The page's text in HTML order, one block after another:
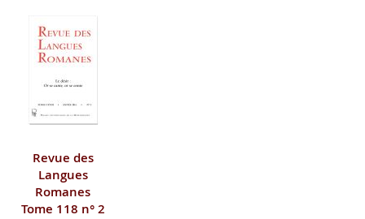
Revue des
Langues
Romanes
Tome 118 n° 2